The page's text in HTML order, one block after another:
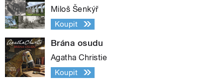
Miloš Šenkýř
Koupit
Brána osudu
Agatha Christie
Koupit